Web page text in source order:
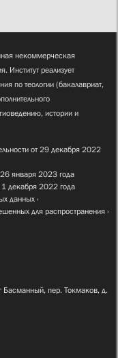
некоммерческая
Институт реализует
по теологии (бакалавриат,
истории и
от 29 декабря 2022
26 января 2023 года
декабря 2022 года
данных
для распространения
Басманный, пер. Токмаков, д.